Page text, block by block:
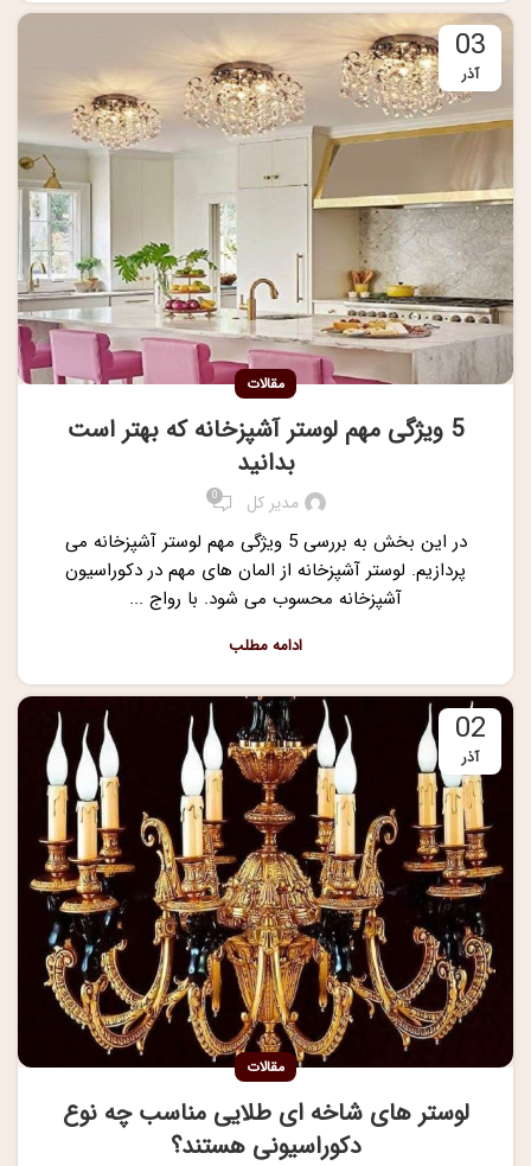
03
آذر
مقالات
5 ویژگی مهم لوستر آشپزخانه که بهتر است
بدانید
مدیر کل 0
در این بخش به بررسی 5 ویژگی مهم لوستر آشپزخانه می
پردازیم. لوستر آشپزخانه از المان های مهم در دکوراسیون
آشپزخانه محسوب می شود. با رواج ...
ادامه مطلب
02
آذر
مقالات
لوستر های شاخه ای طلایی مناسب چه نوع
دکوراسیونی هستند؟